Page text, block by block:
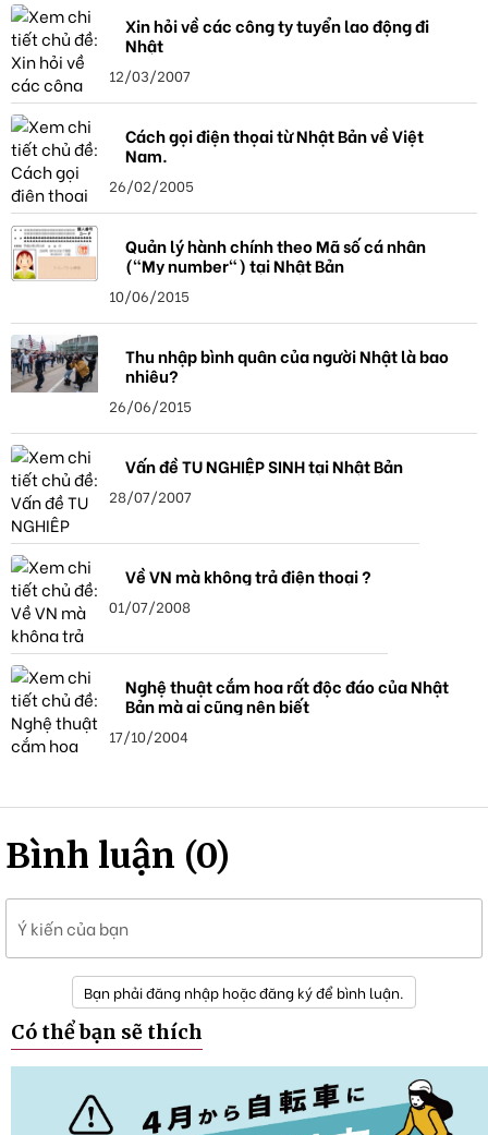
Xin hỏi về các công ty tuyển lao động đi
Nhật
12/03/2007
Cách gọi điện thọai từ Nhật Bản về Việt
Nam.
26/02/2005
Quản lý hành chính theo Mã số cá nhân
("My number") tại Nhật Bản
10/06/2015
Thu nhập bình quân của người Nhật là bao
nhiêu?
26/06/2015
Vấn đề TU NGHIỆP SINH tại Nhật Bản
28/07/2007
Về VN mà không trả điện thoại ?
01/07/2008
Nghệ thuật cắm hoa rất độc đáo của Nhật
Bản mà ai cũng nên biết
17/10/2004
Bình luận (0)
Ý kiến của bạn
Bạn phải đăng nhập hoặc đăng ký để bình luận.
Có thể bạn sẽ thích